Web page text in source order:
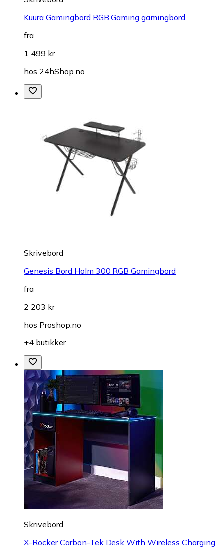
Kuura Gamingbord RGB Gaming gamingbord
fra
1 499 kr
hos 24hShop.no
Skrivebord
Genesis Bord Holm 300 RGB Gamingbord
fra
2 203 kr
hos Proshop.no
+4 butikker
Skrivebord
X-Rocker Carbon-Tek Desk With Wireless Charging